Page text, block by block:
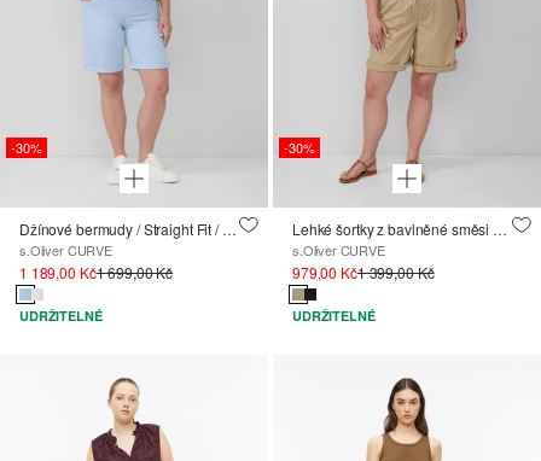
-30%
Džínové bermudy / Straight Fit / Mid Rise
s.Oliver CURVE
1 189,00 Kč1 699,00 Kč
UDRŽITELNÉ
-30%
Lehké šortky z bavlněné směsi ve volném střihu
s.Oliver CURVE
979,00 Kč1 399,00 Kč
UDRŽITELNÉ